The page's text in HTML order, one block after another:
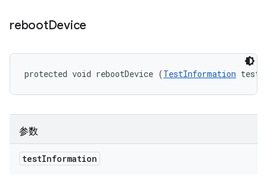
rebootDevice
protected void rebootDevice (TestInformation
参数
testInformation